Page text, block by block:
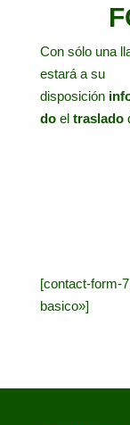
Con sólo una
estará a su
disposición
doel traslado
[contact-form-
basico»]